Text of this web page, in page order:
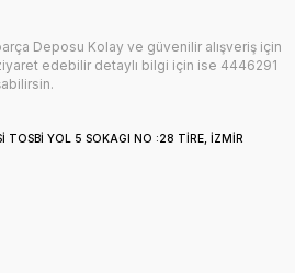
Deposu Kolay ve güvenilir alışveriş için
edebilir detaylı bilgi için ise 4446291
TOSBİ YOL 5 SOKAGI NO :28 TİRE, İZMİR